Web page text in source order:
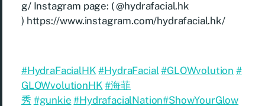
g/Instagram page: ( @hydrafacial.hk
) https://www.instagram.com/hydrafacial.hk/
#HydraFacialHK #HydraFacial #GLOWvolution #
GLOWvolutionHK #海菲
秀 #gunkie #HydrafacialNation#ShowYourGlow